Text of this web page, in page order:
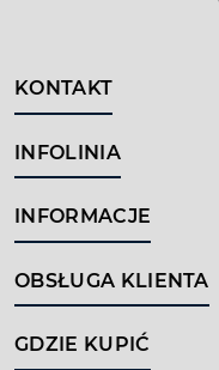
KONTAKT
INFOLINIA
INFORMACJE
OBSŁUGA KLIENTA
GDZIE KUPIĆ